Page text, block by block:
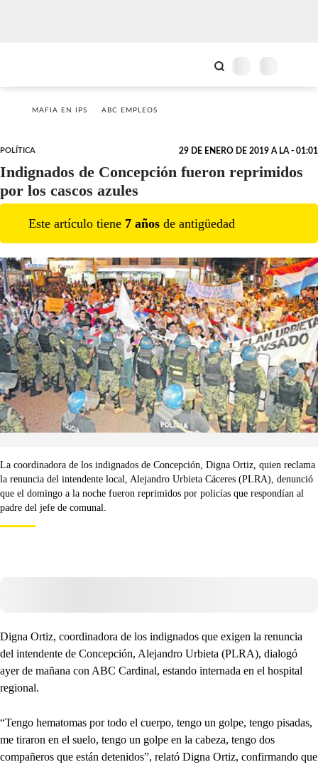
MAFIA EN IPS ABC EMPLEOS
POLÍTICA 29 DE ENERO DE 2019 A LA - 01:01
Indignados de Concepción fueron reprimidos
por los cascos azules
Este artículo tiene 7 años de antigüedad
La coordinadora de los indignados de Concepción, Digna Ortiz, quien reclama
la renuncia del intendente local, Alejandro Urbieta Cáceres (PLRA), denunció
que el domingo a la noche fueron reprimidos por policías que respondían al
padre del jefe de comunal.
Digna Ortiz, coordinadora de los indignados que exigen la renuncia
del intendente de Concepción, Alejandro Urbieta (PLRA), dialogó
ayer de mañana con ABC Cardinal, estando internada en el hospital
regional.
“Tengo hematomas por todo el cuerpo, tengo un golpe, tengo pisadas,
me tiraron en el suelo, tengo un golpe en la cabeza, tengo dos
compañeros que están detenidos”, relató Digna Ortiz, confirmando que